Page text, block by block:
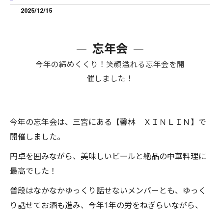
2025/12/15
忘年会
今年の締めくくり！笑顔溢れる忘年会を開
催しました！
今年の忘年会は、三宮にある【馨林 ＸＩＮＬＩＮ】で
開催しました。
円卓を囲みながら、美味しいビールと絶品の中華料理に
最高でした！
普段はなかなかゆっくり話せないメンバーとも、ゆっく
り話せてお酒も進み、今年1年の労をねぎらいながら、